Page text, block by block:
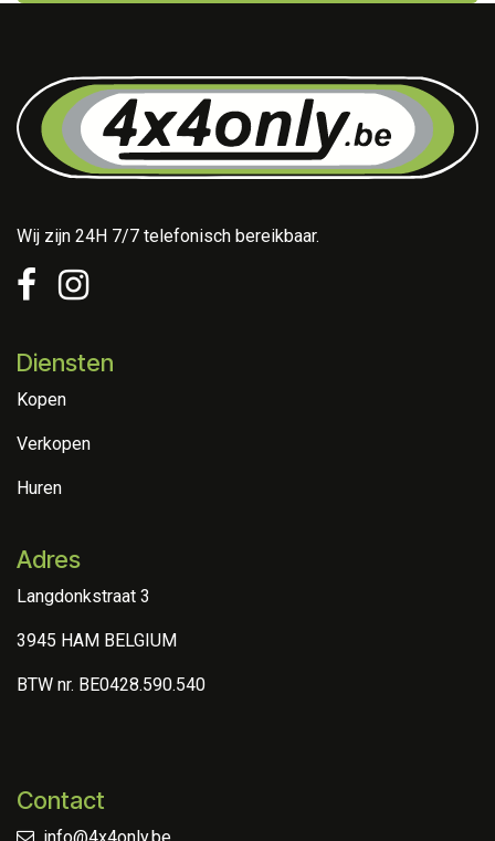
Wij zijn 24H 7/7 telefonisch bereikbaar.
Diensten
Kopen
Verkopen
Huren
Adres
Langdonkstraat 3
3945 HAM BELGIUM
BTW nr. BE0428.590.540
Contact